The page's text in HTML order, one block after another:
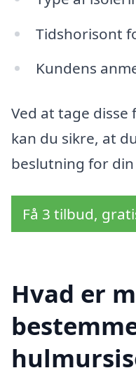
Tidshorisont
Kundens
Ved at tage
kan du sikre, at
beslutning for
Få 3 tilbud,
Hvad er